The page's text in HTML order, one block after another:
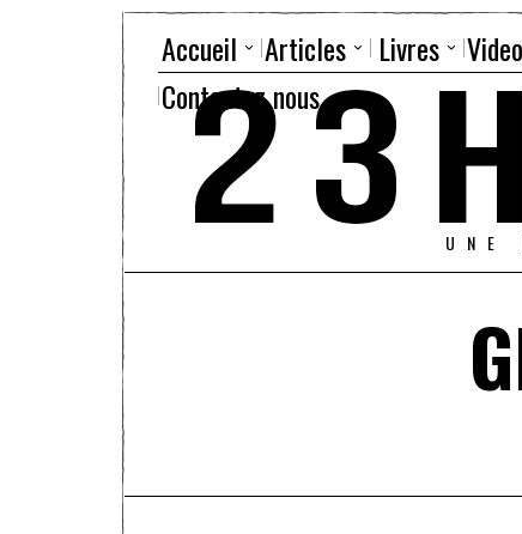
Accueil Articles Livres
Contactez nous
UNE